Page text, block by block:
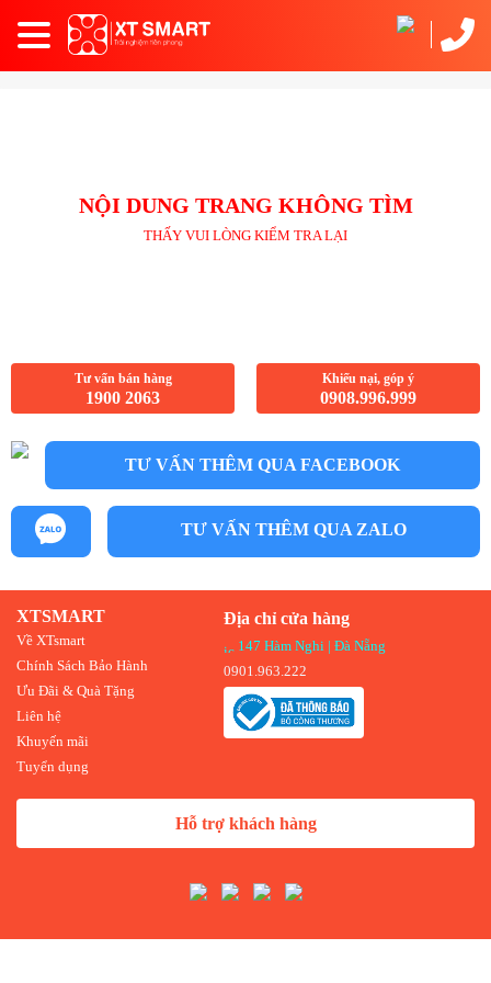
Toggle
navigation
NỘI DUNG TRANG KHÔNG TÌM
THẤY VUI LÒNG KIỂM TRA LẠI
Tư vấn bán hàng
1900 2063
Khiếu nại, góp ý
0908.996.999
TƯ VẤN THÊM QUA FACEBOOK
TƯ VẤN THÊM QUA ZALO
XTSMART
Về XTsmart
Chính Sách Bảo Hành
Ưu Đãi & Quà Tặng
Liên hệ
Khuyến mãi
Tuyển dụng
Địa chỉ cửa hàng
147 Hàm Nghi | Đà Nẵng
0901.963.222
Hỗ trợ khách hàng